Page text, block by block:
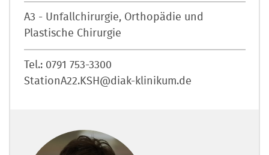
A3 - Unfallchirurgie, Orthopädie und
Plastische Chirurgie
Tel.: 0791 753-3300
StationA22.KSH@diak-klinikum.de